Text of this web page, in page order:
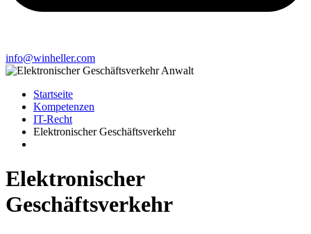
info@winheller.com
Startseite
Kompetenzen
IT-Recht
Elektronischer Geschäftsverkehr
Elektronischer
Geschäftsverkehr